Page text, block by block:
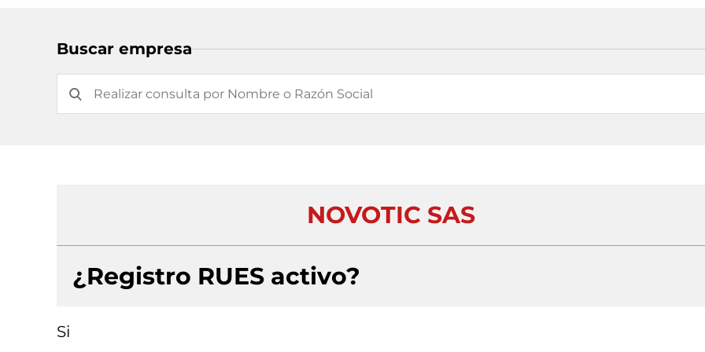
Buscar empresa
NOVOTIC SAS
¿Registro RUES activo?
Si